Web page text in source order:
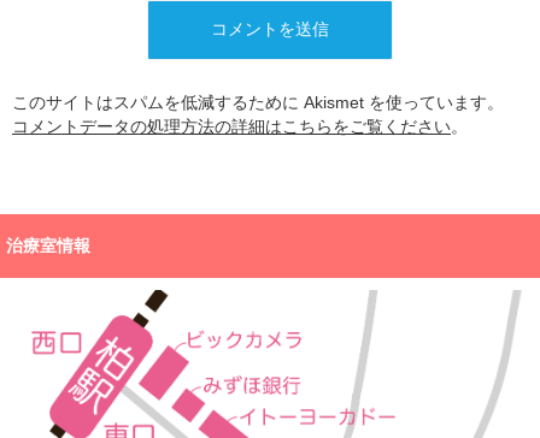
このサイトはスパムを低減するために Akismet を使っています。
コメントデータの処理方法の詳細はこちらをご覧ください。
治療室情報